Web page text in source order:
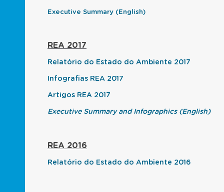
Executive Summary (English)
REA 2017
Relatório do Estado do Ambiente 2017
Infografias REA 2017
Artigos REA 2017
Executive Summary and Infographics (English)
REA 2016
Relatório do Estado do Ambiente 2016